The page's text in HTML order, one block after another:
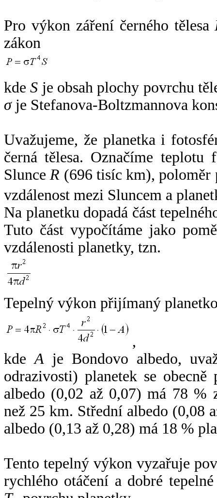
Pro výkon záření černého tělesa
zákon
kdeS je obsah plochy povrchu
σje Stefanova-Boltzmannova
Uvažujeme, že planetka i
černá tělesa. Označíme
SlunceR (696 tisíc km),
vzdálenost mezi Sluncem a
Na planetku dopadá část
Tuto část vypočítáme jako
vzdálenosti planetky, tzn.
Tepelný výkon přijímaný
,
kdeA je Bondovo albedo,
odrazivosti) planetek se
albedo (0,02 až 0,07) má 78 %
než 25 km. Střední albedo (0,08
albedo (0,13 až 0,28) má 18 %
Tento tepelný výkon vyzařuje
rychlého otáčení a dobré